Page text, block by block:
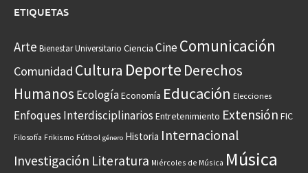
ETIQUETAS
Arte Bienestar Universitario Ciencia CineComunicación
Comunidad Cultura Deporte Derechos
Humanos EcologíaEconomía Educación Elecciones
Enfoques Interdisciplinarios Entretenimiento Extensión FIC
Filosofía Frikismo Fútbol género Historia Internacional
Investigación Literatura Miércoles de Música Música